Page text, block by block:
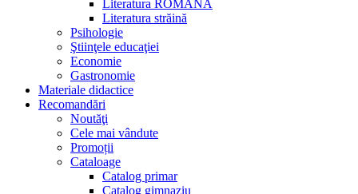
Literatura ROMANĂ
Literatura străină
Psihologie
Ştiinţele educaţiei
Economie
Gastronomie
Materiale didactice
Recomandări
Noutăţi
Cele mai vândute
Promoții
Cataloage
Catalog primar
Catalog gimnaziu